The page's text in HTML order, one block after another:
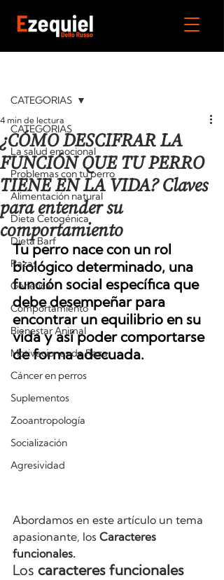
CATEGORIAS
La salud emocional
Problemas con tu perro
Alimentación natural
Dieta Cetogénica
Dieta Barf
Razas
Génetica
Comportamiento
Bienestar Animal
Motivaciones de Raza
Cáncer en perros
Suplementos
Zooantropología
Socialización
Agresividad
CATEGORIAS
¿CÓMO DESCIFRAR LA
FUNCIÓN QUE TU PERRO
TIENE EN LA VIDA? Claves
para entender su
comportamiento
4 min de lectura
Tu perro nace con un rol
biológico determinado, una
función social específica que
debe desempeñar para
encontrar un equilibrio en su
vida y así poder comportarse
de forma adecuada.
Abordamos en este artículo un tema
apasionante, los Caracteres
funcionales.
Los caracteres funcionales